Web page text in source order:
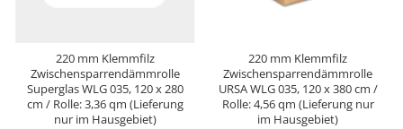
220 mm Klemmfilz
Zwischensparrendämmrolle
Superglas WLG 035, 120 x 280
cm / Rolle: 3,36 qm (Lieferung
nur im Hausgebiet)
220 mm Klemmfilz
Zwischensparrendämmrolle
URSA WLG 035, 120 x 380 cm /
Rolle: 4,56 qm (Lieferung nur
im Hausgebiet)